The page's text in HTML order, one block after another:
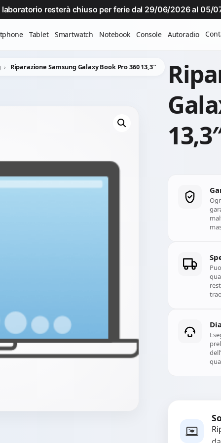
laboratorio resterà chiuso per ferie dal 29/06/2026 al 05/
Tablet Smartwatch Notebook Console Autoradio
Riparazione Samsung Galaxy Book Pro 360 13,3″